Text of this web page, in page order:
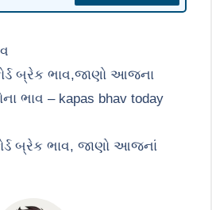
બ્રેક ભાવ,જાણો આજના
ભાવ – kapas bhav today
બ્રેક ભાવ, જાણો આજનાં